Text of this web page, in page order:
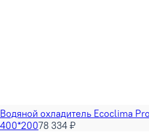
Водяной охладитель Ecoclima
400*20078 334 ₽